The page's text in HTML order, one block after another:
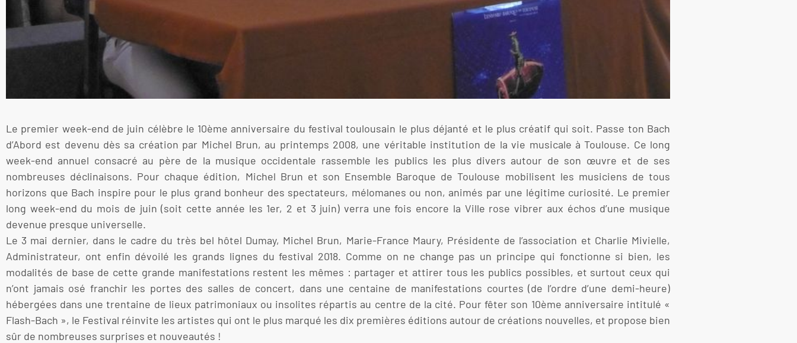
Le premier week-end de juin célèbre le 10ème anniversaire du festival toulousain le plus déjanté et le plus créatif qui soit. Passe ton Bach
d’Abord est devenu dès sa création par Michel Brun, au printemps 2008, une véritable institution de la vie musicale à Toulouse. Ce long
week-end annuel consacré au père de la musique occidentale rassemble les publics les plus divers autour de son œuvre et de ses
nombreuses déclinaisons. Pour chaque édition, Michel Brun et son Ensemble Baroque de Toulouse mobilisent les musiciens de tous
horizons que Bach inspire pour le plus grand bonheur des spectateurs, mélomanes ou non, animés par une légitime curiosité. Le premier
long week-end du mois de juin (soit cette année les 1er, 2 et 3 juin) verra une fois encore la Ville rose vibrer aux échos d’une musique
devenue presque universelle.
Le 3 mai dernier, dans le cadre du très bel hôtel Dumay, Michel Brun, Marie-France Maury, Présidente de l’association et Charlie Mivielle,
Administrateur, ont enfin dévoilé les grands lignes du festival 2018. Comme on ne change pas un principe qui fonctionne si bien, les
modalités de base de cette grande manifestations restent les mêmes : partager et attirer tous les publics possibles, et surtout ceux qui
n’ont jamais osé franchir les portes des salles de concert, dans une centaine de manifestations courtes (de l’ordre d’une demi-heure)
hébergées dans une trentaine de lieux patrimoniaux ou insolites répartis au centre de la cité. Pour fêter son 10ème anniversaire intitulé «
Flash-Bach », le Festival réinvite les artistes qui ont le plus marqué les dix premières éditions autour de créations nouvelles, et propose bien
sûr de nombreuses surprises et nouveautés !